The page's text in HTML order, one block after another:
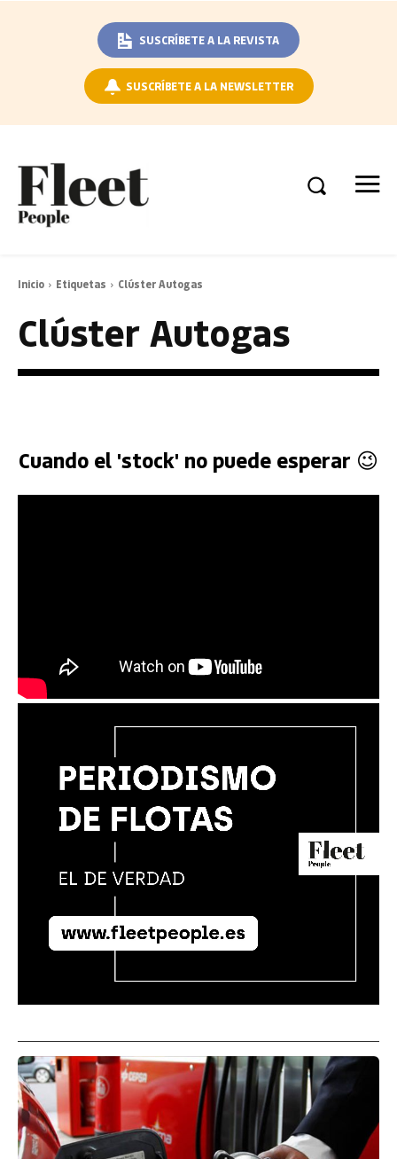
SUSCRÍBETE A LA REVISTA
SUSCRÍBETE A LA NEWSLETTER
Inicio Etiquetas Clúster Autogas
Clúster Autogas
Cuando el 'stock' no puede esperar 😉